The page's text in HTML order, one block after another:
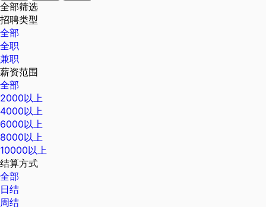
全部筛选
招聘类型
全部
全职
兼职
薪资范围
全部
2000以上
4000以上
6000以上
8000以上
10000以上
结算方式
全部
日结
周结